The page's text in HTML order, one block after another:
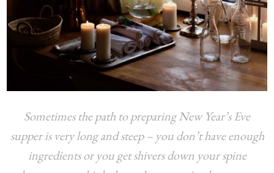
Sometimes the path to preparing New Year’s Eve
supper is very long and steep – you don’t have enough
ingredients or you get shivers down your spine